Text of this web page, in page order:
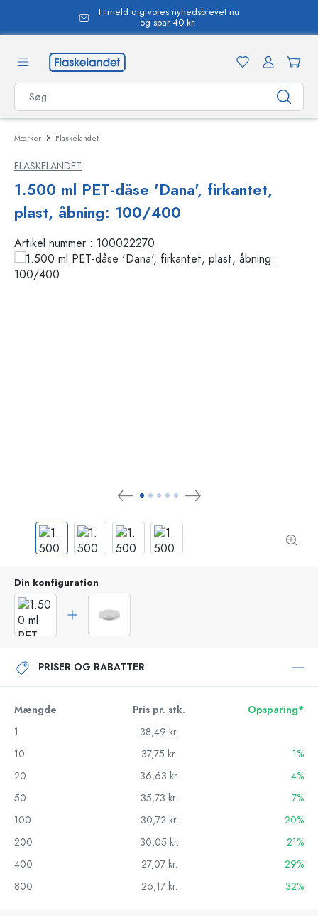
Tilmeld dig vores nyhedsbrevet nu
og spar 40 kr.
Mærker Flaskelandet
FLASKELANDET
1.500 ml PET-dåse 'Dana', firkantet,
plast, åbning: 100/400
Artikel nummer : 100022270
Din konfiguration
PRISER OG RABATTER
Mængde Pris pr. stk.
Opsparing*
1
38,49 kr.
10
37,75 kr.
1%
20
36,63 kr.
4%
50
35,73 kr.
7%
100
30,72 kr.
20%
200
30,05 kr.
21%
400
27,07 kr.
29%
800
26,17 kr. 32%